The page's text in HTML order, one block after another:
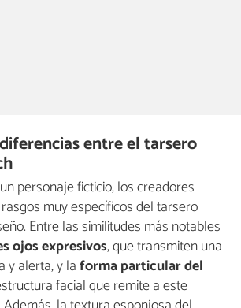
entre el tarsero
personaje ficticio, los creadores
muy específicos del tarsero
Entre las similitudes más notables
ojos expresivos, que transmiten una
y alerta, y laforma particular del
facial que remite a este